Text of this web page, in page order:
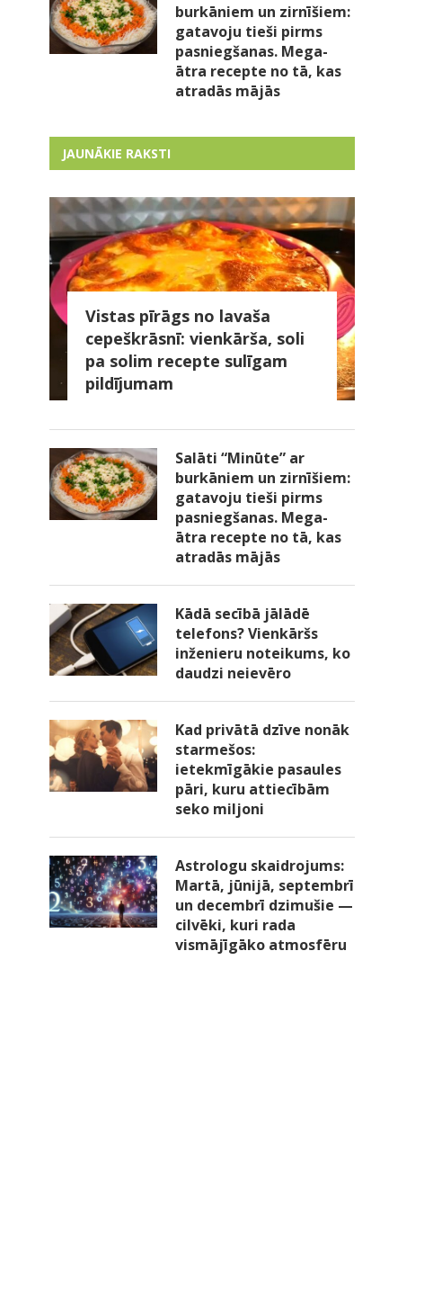
burkāniem un zirnīšiem:
gatavoju tieši pirms
pasniegšanas. Mega-
ātra recepte no tā, kas
atradās mājās
JAUNĀKIE RAKSTI
Vistas pīrāgs no lavaša
cepeškrāsnī: vienkārša, soli
pa solim recepte sulīgam
pildījumam
Salāti “Minūte” ar
burkāniem un zirnīšiem:
gatavoju tieši pirms
pasniegšanas. Mega-
ātra recepte no tā, kas
atradās mājās
Kādā secībā jālādē
telefons? Vienkāršs
inženieru noteikums, ko
daudzi neievēro
Kad privātā dzīve nonāk
starmešos:
ietekmīgākie pasaules
pāri, kuru attiecībām
seko miljoni
Astrologu skaidrojums:
Martā, jūnijā, septembrī
un decembrī dzimušie —
cilvēki, kuri rada
vismājīgāko atmosfēru